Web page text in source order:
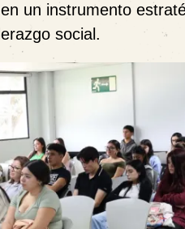
un instrumento
social.